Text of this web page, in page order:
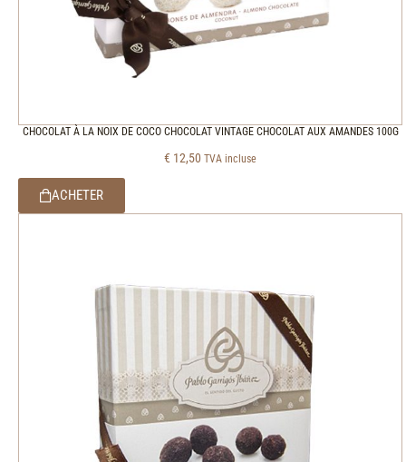
CHOCOLAT À LA NOIX DE COCO CHOCOLAT VINTAGE CHOCOLAT AUX AMANDES 100G
€ 12,50 TVA incluse
ACHETER